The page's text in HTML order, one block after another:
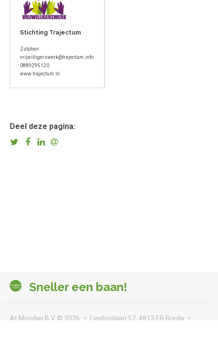
Stichting Trajectum
Zutphen
vrijwilligerswerk@trajectum.info
0889295120
www.trajectum.nl
Deel deze pagina:
Sneller een baan!
At Monday B.V. © 2026
Liesboslaan 57, 4813 EB Breda